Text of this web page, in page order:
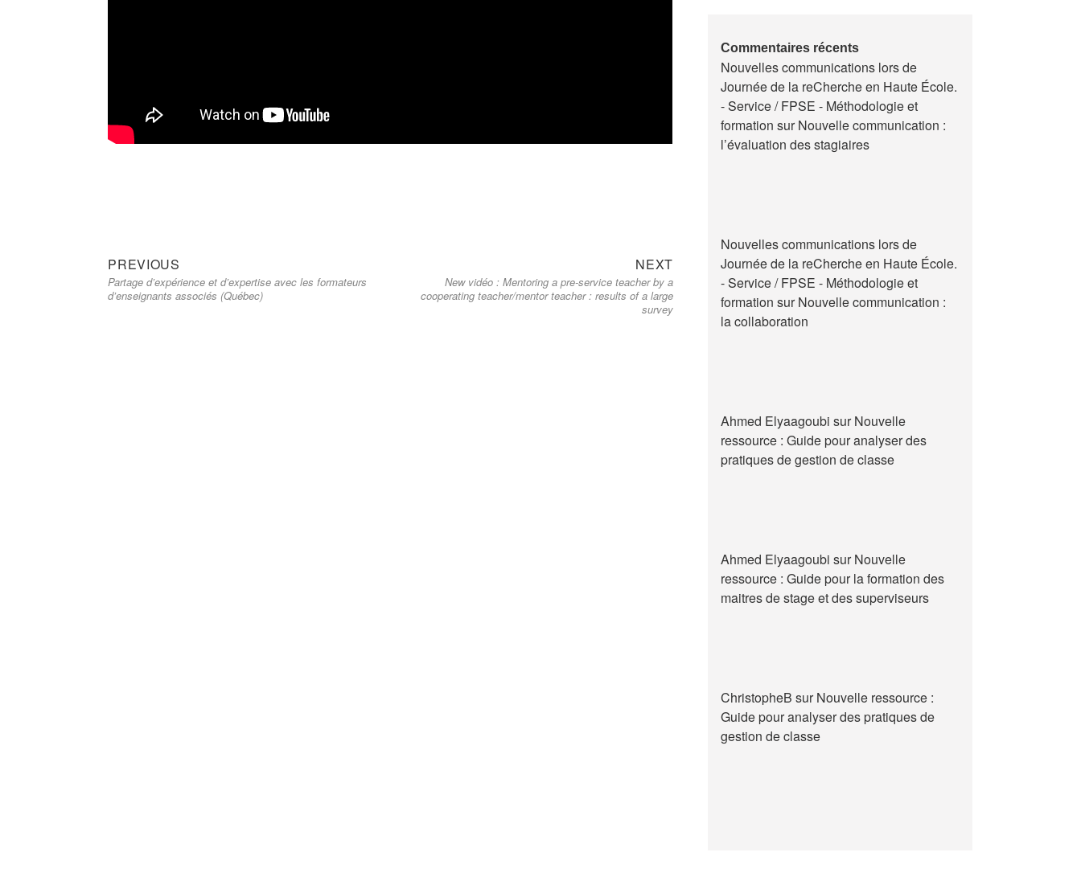
Navigation
de
PREVIOUS
post:
Partage d’expérience et d’expertise avec les formateurs
d’enseignants associés (Québec)
NEXTNext
post:
New vidéo : Mentoring a pre-service teacher by a
cooperating teacher/mentor teacher : results of a large
survey
stage
en
Belgique
Commentaires récents
Nouvelles communications lors de
Journée de la reCherche en Haute École.
- Service / FPSE - Méthodologie et
formation surNouvelle communication :
l’évaluation des stagiaires
Nouvelles communications lors de
Journée de la reCherche en Haute École.
- Service / FPSE - Méthodologie et
formation surNouvelle communication :
la collaboration
Ahmed Elyaagoubi surNouvelle
ressource : Guide pour analyser des
pratiques de gestion de classe
Ahmed Elyaagoubi surNouvelle
ressource : Guide pour la formation des
maitres de stage et des superviseurs
ChristopheB surNouvelle ressource :
Guide pour analyser des pratiques de
gestion de classe